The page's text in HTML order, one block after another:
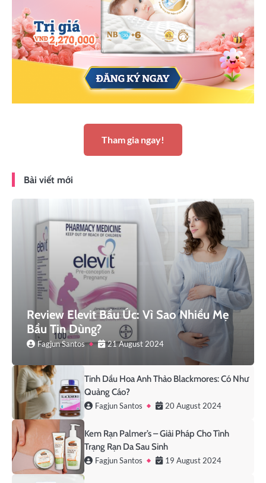
Tham gia ngay!
Bài viết mới
Review Elevit Bầu Úc: Vì Sao Nhiều Mẹ
Bầu Tin Dùng?
Fagjun Santos 21 August 2024
Tinh Dầu Hoa Anh Thảo Blackmores: Có Như
Quảng Cáo?
Fagjun Santos 20 August 2024
Kem Rạn Palmer’s – Giải Pháp Cho Tình
Trạng Rạn Da Sau Sinh
Fagjun Santos 19 August 2024